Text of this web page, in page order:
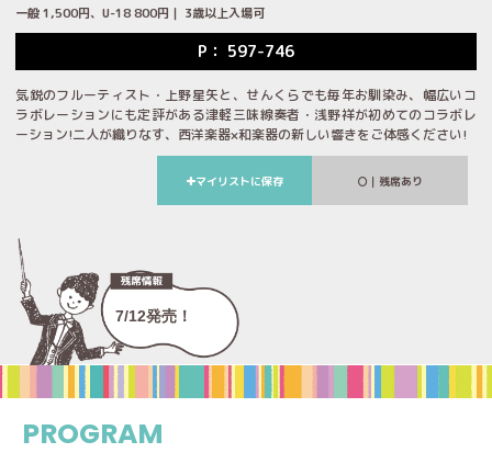
一般 1,500円、U-18 800円｜ 3歳以上入場可
P： 597-746
気鋭のフルーティスト・上野星矢と、せんくらでも毎年お馴染み、幅広いコ
ラボレーションにも定評がある津軽三味線奏者・浅野祥が初めてのコラボレ
ーション!二人が織りなす、西洋楽器×和楽器の新しい響きをご体感ください!
マイリストに保存 ｜残席あり
7/12発売！
PROGRAM